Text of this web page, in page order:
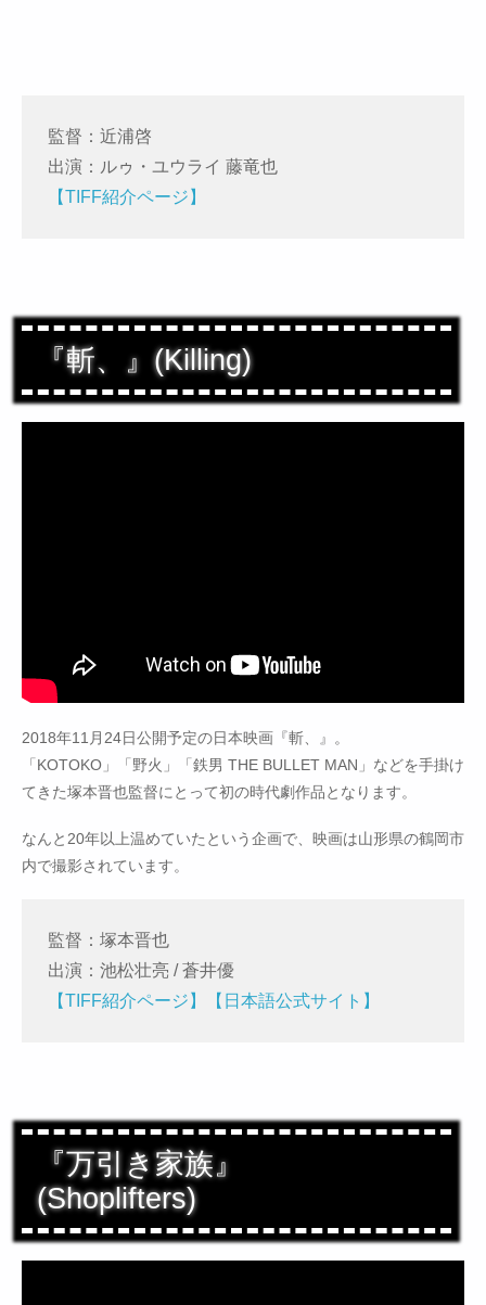
監督：近浦啓
出演：ルゥ・ユウライ 藤竜也
【TIFF紹介ページ】
『斬、』(Killing)
2018年11月24日公開予定の日本映画『斬、』。
「KOTOKO」「野火」「鉄男 THE BULLET MAN」などを手掛け
てきた塚本晋也監督にとって初の時代劇作品となります。
なんと20年以上温めていたという企画で、映画は山形県の鶴岡市
内で撮影されています。
監督：塚本晋也
出演：池松壮亮 / 蒼井優
【TIFF紹介ページ】
【日本語公式サイト】
『万引き家族』
(Shoplifters)